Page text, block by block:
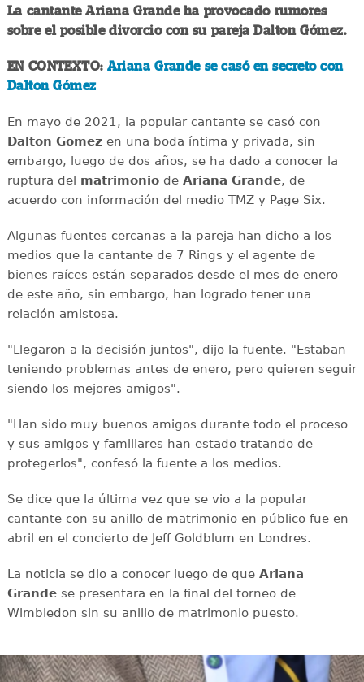
La cantante Ariana Grande ha provocado rumores
sobre el posible divorcio con su pareja Dalton Gómez.
EN CONTEXTO: Ariana Grande se casó en secreto con
Dalton Gómez
En mayo de 2021, la popular cantante se casó con
Dalton Gomez en una boda íntima y privada, sin
embargo, luego de dos años, se ha dado a conocer la
ruptura del matrimoniode Ariana Grande, de
acuerdo con información del medio TMZ y Page Six.
Algunas fuentes cercanas a la pareja han dicho a los
medios que la cantante de 7 Rings y el agente de
bienes raíces están separados desde el mes de enero
de este año, sin embargo, han logrado tener una
relación amistosa.
"Llegaron a la decisión juntos", dijo la fuente. "Estaban
teniendo problemas antes de enero, pero quieren seguir
siendo los mejores amigos".
"Han sido muy buenos amigos durante todo el proceso
y sus amigos y familiares han estado tratando de
protegerlos", confesó la fuente a los medios.
Se dice que la última vez que se vio a la popular
cantante con su anillo de matrimonio en público fue en
abril en el concierto de Jeff Goldblum en Londres.
La noticia se dio a conocer luego de queAriana
Grandese presentara en la final del torneo de
Wimbledon sin su anillo de matrimonio puesto.